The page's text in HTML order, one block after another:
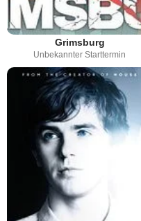
Grimsburg
Unbekannter Starttermin